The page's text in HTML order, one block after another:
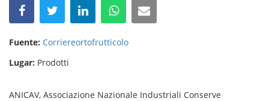
Fuente: Corriereortofrutticolo
Lugar: Prodotti
ANICAV, Associazione Nazionale Industriali Conserve